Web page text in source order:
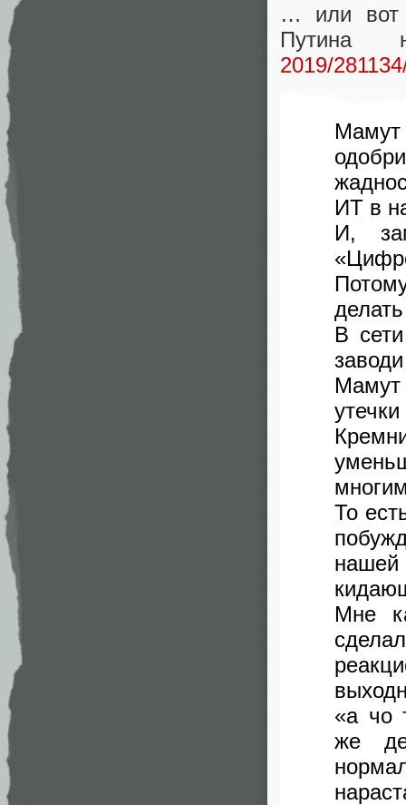
… или вот
2019/
ИТ в
И,
В
Мамут
То
нашей
Мне
«а чо
же